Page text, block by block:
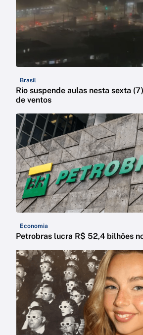
Brasil
Rio suspende aulas nesta sexta
de ventos
Economia
Petrobras lucra R$ 52,4 bilhões